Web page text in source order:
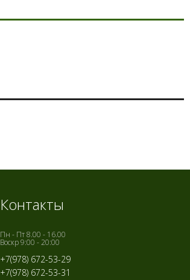
Контакты
Пн - Пт 8.00 - 16.00
Воскр 9:00 - 20:00
+7(978) 672-53-29
+7(978) 672-53-31